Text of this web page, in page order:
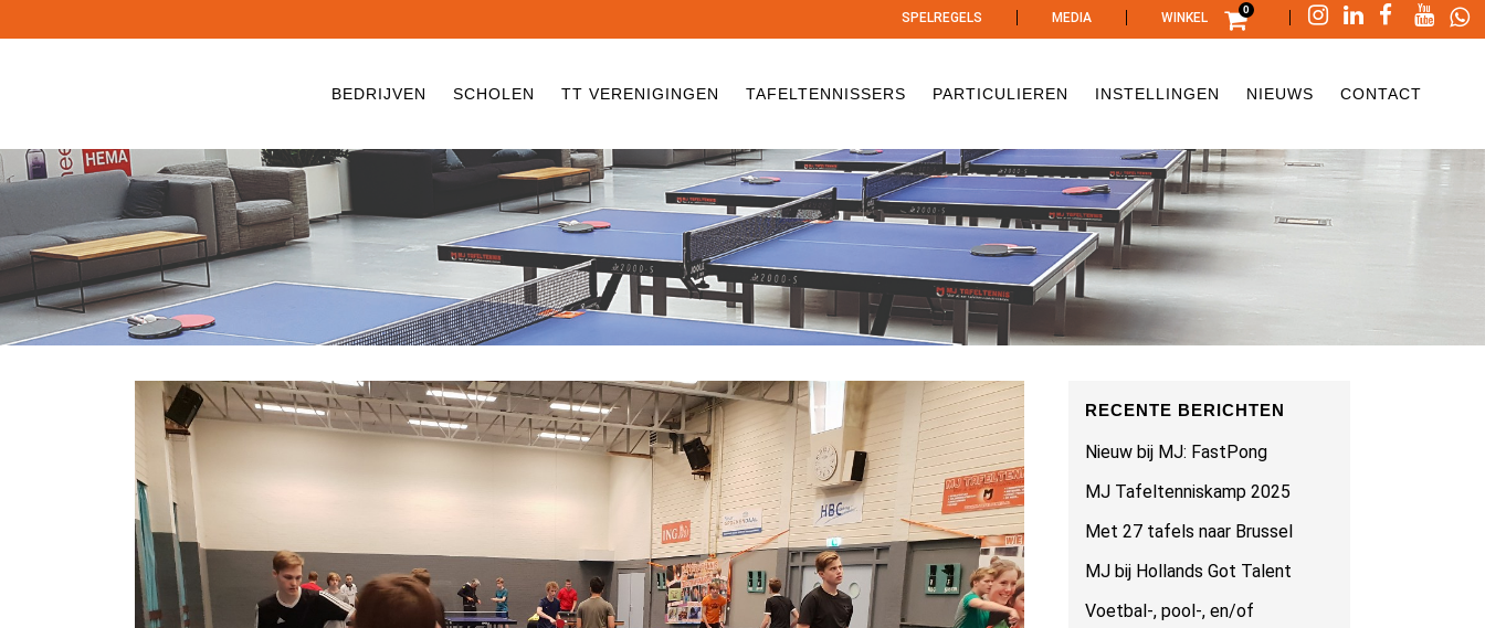
SPELREGELS | MEDIA | WINKEL
0 |
BEDRIJVEN SCHOLEN TT VERENIGINGEN TAFELTENNISSERS PARTICULIEREN INSTELLINGEN NIEUWS CONTACT
RECENTE BERICHTEN
Nieuw bij MJ: FastPong
MJ Tafeltenniskamp 2025
Met 27 tafels naar Brussel
MJ bij Hollands Got Talent
Voetbal-, pool-, en/of